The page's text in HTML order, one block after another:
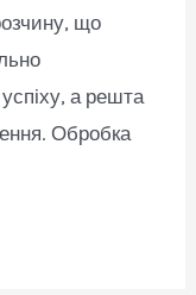
що
а решта
Обробка